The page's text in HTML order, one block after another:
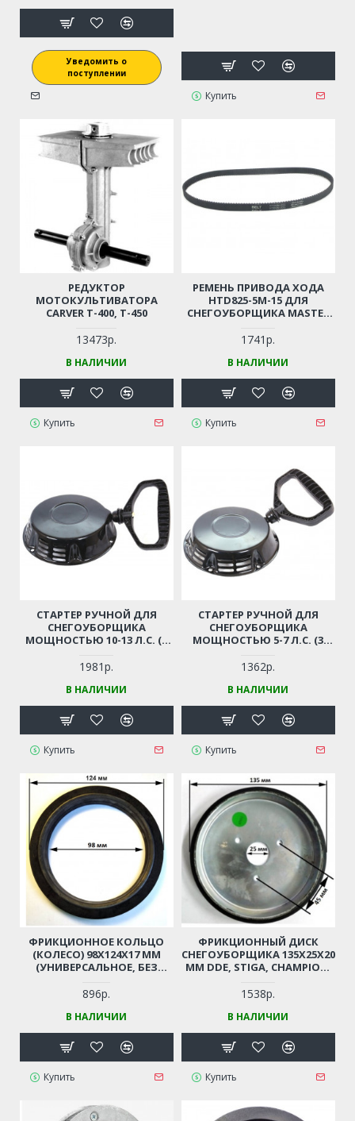
Уведомить о
поступлении
Купить
РЕДУКТОР
МОТОКУЛЬТИВАТОРА
CARVER T-400, T-450
13473р.
В НАЛИЧИИ
Купить
РЕМЕНЬ ПРИВОДА ХОДА
HTD825-5M-15 ДЛЯ
СНЕГОУБОРЩИКА MASTER
HYUNDAI, DDE, ARMADA,
ELITECH, PATRIOT, EXPERT,
EFCO, HUTER, PRORAB, AL-
KO, ABM BLIZZARD, TEXAS И
ПР. (СМ. ОПИСАНИЕ)
1741р.
В НАЛИЧИИ
Купить
СТАРТЕР РУЧНОЙ ДЛЯ
СНЕГОУБОРЩИКА
МОЩНОСТЬЮ 10-13 Л.С. (3
1981р.
В НАЛИЧИИ
Купить
СТАРТЕР РУЧНОЙ ДЛЯ
СНЕГОУБОРЩИКА
МОЩНОСТЬЮ 5-7 Л.С. (3
1362р.
В НАЛИЧИИ
Купить
ФРИКЦИОННОЕ КОЛЬЦО
(КОЛЕСО) 98X124X17 ММ
(УНИВЕРСАЛЬНОЕ, БЕЗ
СНЕГОУБОРЩИКА
MASTERYARD, CHAMPION,
SUNGARDEN, PROFI, TEXAS,
HUTER, STURM, DDE,
PATRIOT И ДР.
896р.
В НАЛИЧИИ
Купить
ФРИКЦИОННЫЙ ДИСК
СНЕГОУБОРЩИКА 135Х25Х20
ММ DDE, STIGA, CHAMPION,
HELPFER, FORZA, НЕВА И ПР.
1538р.
В НАЛИЧИИ
Купить